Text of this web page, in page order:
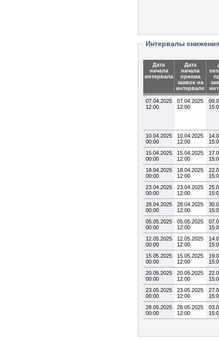
Интервалы
Дата
начала
интервала
Дата
начала
приема
заявок на
интервале
07.04.2025
12:00
07.04.2025
12:00
10.04.2025
00:00
10.04.2025
12:00
15.04.2025
00:00
15.04.2025
12:00
18.04.2025
00:00
18.04.2025
12:00
23.04.2025
00:00
23.04.2025
12:00
28.04.2025
00:00
28.04.2025
12:00
05.05.2025
00:00
05.05.2025
12:00
12.05.2025
00:00
12.05.2025
12:00
15.05.2025
00:00
15.05.2025
12:00
20.05.2025
00:00
20.05.2025
12:00
23.05.2025
00:00
23.05.2025
12:00
28.05.2025
00:00
28.05.2025
12:00